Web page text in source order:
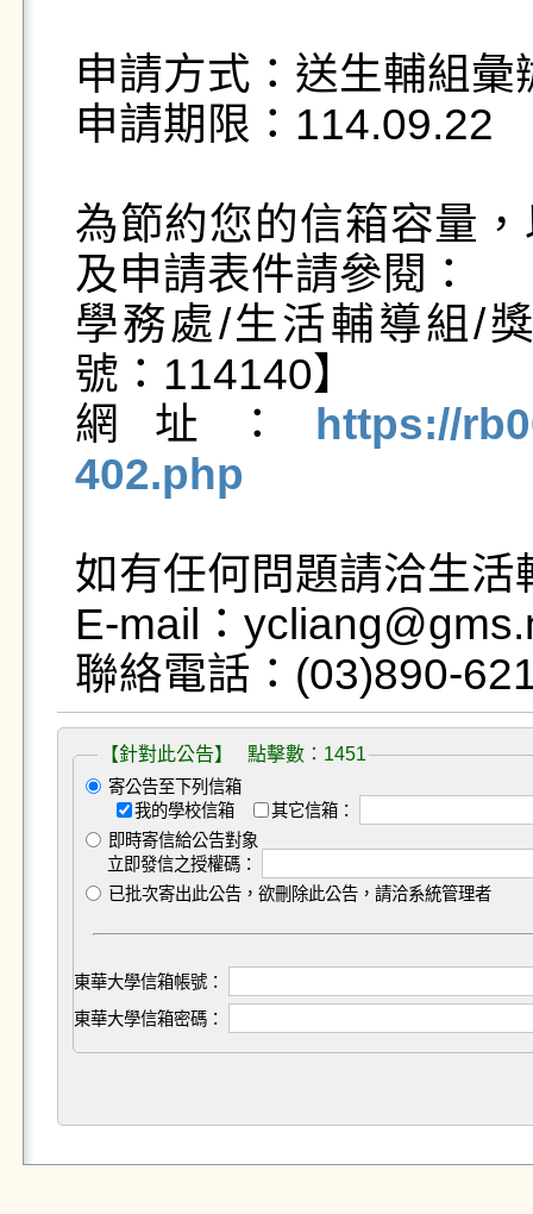
申請方式：送生輔組彙
申請期限：114.09.22
為節約您的信箱容量
及申請表件請參閱：
學務處/生活輔導組/
號：114140】
網址：
https://
402.php
如有任何問題請洽生
E-mail：
【針對此公告】 點擊數：1451
寄公告至下列信箱
我的學校信箱
其它信箱：
即時寄信給公告對象
立即發信之授權碼：
已批次寄出此公告，欲刪除此公告，請洽系統管理者
東華大學信箱帳號：
東華大學信箱密碼：